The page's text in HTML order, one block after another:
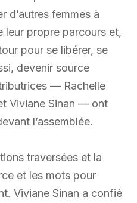
d’autres femmes à
leur propre parcours et,
pour se libérer, se
devenir source
— Rachelle
Viviane Sinan — ont
l’assemblée.
traversées et la
et les mots pour
Viviane Sinan a confié